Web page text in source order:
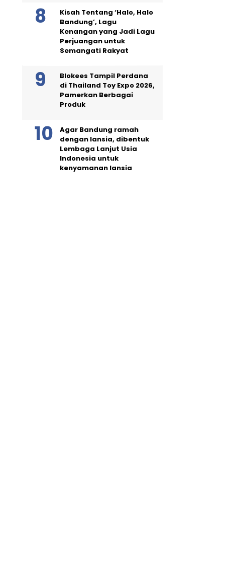
Kisah Tentang ‘Halo, Halo
Bandung’, Lagu
Kenangan yang Jadi Lagu
Perjuangan untuk
Semangati Rakyat
Blokees Tampil Perdana
di Thailand Toy Expo 2026,
Pamerkan Berbagai
Produk
Agar Bandung ramah
dengan lansia, dibentuk
Lembaga Lanjut Usia
Indonesia untuk
kenyamanan lansia